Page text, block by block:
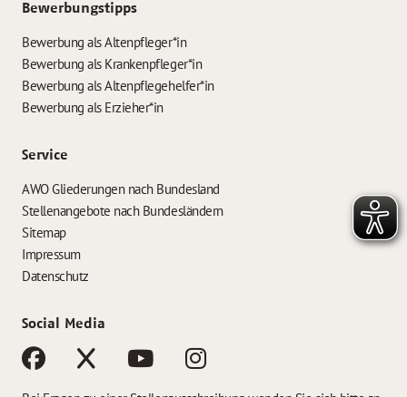
Bewerbungstipps
Bewerbung als Altenpfleger*in
Bewerbung als Krankenpfleger*in
Bewerbung als Altenpflegehelfer*in
Bewerbung als Erzieher*in
Service
AWO Gliederungen nach Bundesland
Stellenangebote nach Bundesländern
Sitemap
Impressum
Datenschutz
Social Media